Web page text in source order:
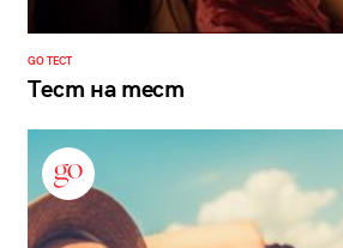
GO ТЕСТ
Тест на тест